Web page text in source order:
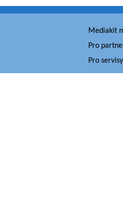
Mediakit
Pro
Pro servisy